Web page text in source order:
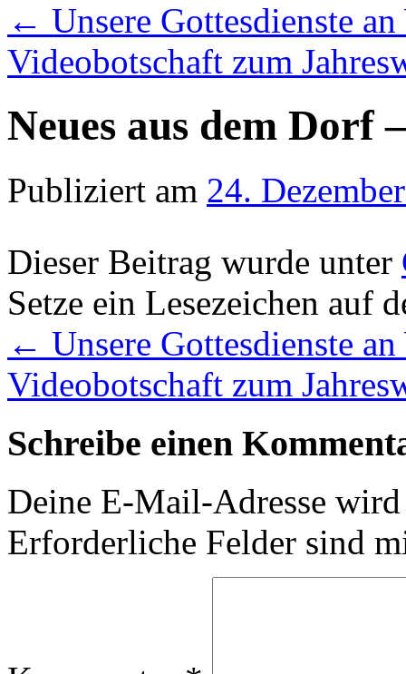
← Unsere Gottesdienste
Videobotschaft zum
Neues aus dem Dorf
Publiziert am 24.
Dieser Beitrag wurde unter
Setze ein Lesezeichen auf
← Unsere Gottesdienste
Videobotschaft zum
Schreibe einen
Deine E-Mail-Adresse
Erforderliche Felder sind